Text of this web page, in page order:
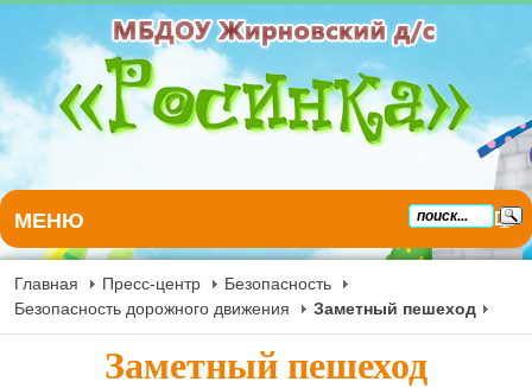
МЕНЮ
Главная Пресс-центр
Безопасность
Безопасность дорожного движения
Заметный пешеход
Заметный пешеход